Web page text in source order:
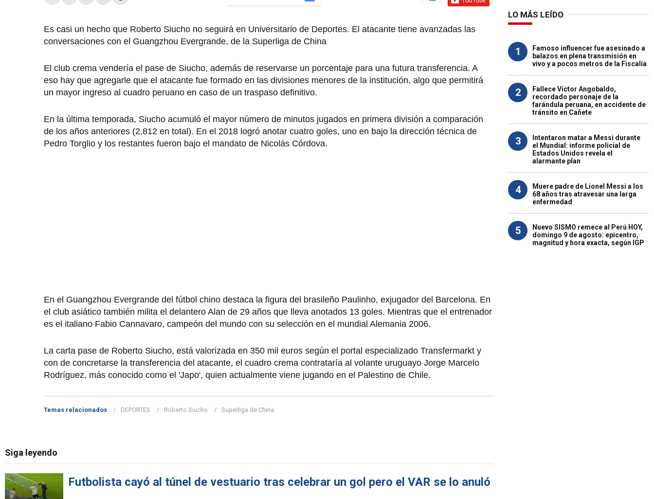
Es casi un hecho que Roberto Siucho no seguirá en Universitario de Deportes. El atacante tiene avanzadas las
conversaciones con el Guangzhou Evergrande, de la Superliga de China
El club crema vendería el pase de Siucho, además de reservarse un porcentaje para una futura transferencia. A
eso hay que agregarle que el atacante fue formado en las divisiones menores de la institución, algo que permitirá
un mayor ingreso al cuadro peruano en caso de un traspaso definitivo.
En la última temporada, Siucho acumuló el mayor número de minutos jugados en primera división a comparación
de los años anteriores (2,812 en total). En el 2018 logró anotar cuatro goles, uno en bajo la dirección técnica de
Pedro Torglio y los restantes fueron bajo el mandato de Nicolás Córdova.
En el Guangzhou Evergrande del fútbol chino destaca la figura del brasileño Paulinho, exjugador del Barcelona. En
el club asiático también milita el delantero Alan de 29 años que lleva anotados 13 goles. Mientras que el entrenador
es el italiano Fabio Cannavaro, campeón del mundo con su selección en el mundial Alemania 2006.
La carta pase de Roberto Siucho, está valorizada en 350 mil euros según el portal especializado Transfermarkt y
con de concretarse la transferencia del atacante, el cuadro crema contrataría al volante uruguayo Jorge Marcelo
Rodríguez, más conocido como el 'Japo', quien actualmente viene jugando en el Palestino de Chile.
Temas relacionados DEPORTES Roberto Siucho Superliga de China
Siga leyendo
Futbolista cayó al túnel de vestuario tras celebrar un gol pero el VAR se lo anuló
LO MÁS LEÍDO
1
Famoso influencer fue asesinado a
balazos en plena transmisión en
vivo y a pocos metros de la Fiscalía
2
Fallece Víctor Angobaldo,
recordado personaje de la
farándula peruana, en accidente de
tránsito en Cañete
3
Intentaron matar a Messi durante
el Mundial: informe policial de
Estados Unidos revela el
alarmante plan
4
Muere padre de Lionel Messi a los
68 años tras atravesar una larga
enfermedad
5
Nuevo SISMO remece al Perú HOY,
domingo 9 de agosto: epicentro,
magnitud y hora exacta, según IGP